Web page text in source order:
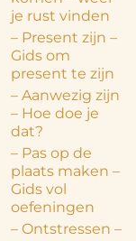
je rust vinden
– Present zijn –
Gids om
present te zijn
– Aanwezig zijn
– Hoe doe je
dat?
– Pas op de
plaats maken –
Gids vol
oefeningen
– Ontstressen –